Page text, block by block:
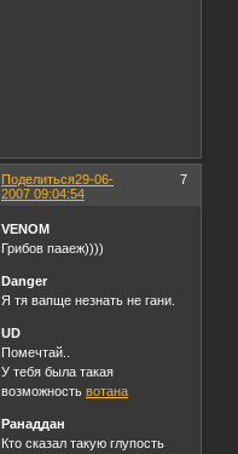
Поделиться 7
29-06-
2007 09:04:54
VENOM
Грибов пааеж))))
Danger
Я тя вапще незнать не гани.
UD
Помечтай..
У тебя была такая
возможностьвотана
Ранаддан
Кто сказал такую глупость